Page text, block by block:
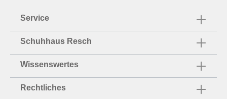
Service
Schuhhaus Resch
Wissenswertes
Rechtliches